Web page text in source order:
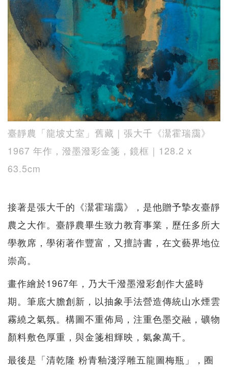
臺靜農「龍坡丈室」舊藏｜張大千《灊霍瑞靄》
1967 年作，潑墨潑彩金箋，鏡框｜128.2 x
63.5cm
接著是張大千的《灊霍瑞靄》，是他贈予摯友臺靜
農之大作。臺靜農畢生致力教育事業，歷任多所大
學教席，學術著作豐富，又擅詩書，在文藝界地位
崇高。
畫作繪於1967年，乃大千潑墨潑彩創作大盛時
期。筆底大膽創新，以抽象手法營造傳統山水煙雲
霧繞之氣氛。構圖不重佈局，注重色墨交融，礦物
顏料敷色厚重，與金箋相輝映，氣象萬千。
最後是「清乾隆 粉青釉淺浮雕五龍圖梅瓶」，圈